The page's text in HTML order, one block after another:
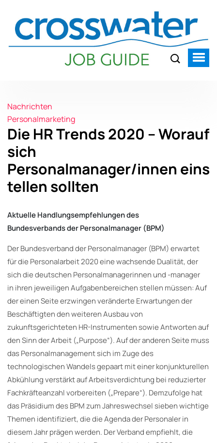
Nachrichten
Personalmarketing
Die HR Trends 2020 – Worauf
sich
Personalmanager/innen eins
tellen sollten
Aktuelle Handlungsempfehlungen des
Bundesverbands der Personalmanager (BPM)
Der Bundesverband der Personalmanager (BPM) erwartet
für die Personalarbeit 2020 eine wachsende Dualität, der
sich die deutschen Personalmanagerinnen und -manager
in ihren jeweiligen Aufgabenbereichen stellen müssen: Auf
der einen Seite erzwingen veränderte Erwartungen der
Beschäftigten den weiteren Ausbau von
zukunftsgerichteten HR-Instrumenten sowie Antworten auf
den Sinn der Arbeit („Purpose“). Auf der anderen Seite muss
das Personalmanagement sich im Zuge des
technologischen Wandels gepaart mit einer konjunkturellen
Abkühlung verstärkt auf Arbeitsverdichtung bei reduzierter
Fachkräfteanzahl vorbereiten („Prepare“). Demzufolge hat
das Präsidium des BPM zum Jahreswechsel sieben wichtige
Themen identifiziert, die die Agenda der Personaler in
diesem Jahr prägen werden. Der Verband empfiehlt, die